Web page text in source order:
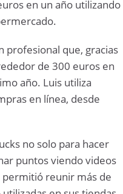
en un año utilizando
profesional que, gracias
de 300 euros en
año. Luis utiliza
en línea, desde
no solo para hacer
puntos viendo videos
permitió reunir más de